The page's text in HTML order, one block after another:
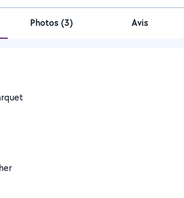
Photos (3) Avis